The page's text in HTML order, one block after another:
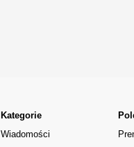
Kategorie
Wiadomości